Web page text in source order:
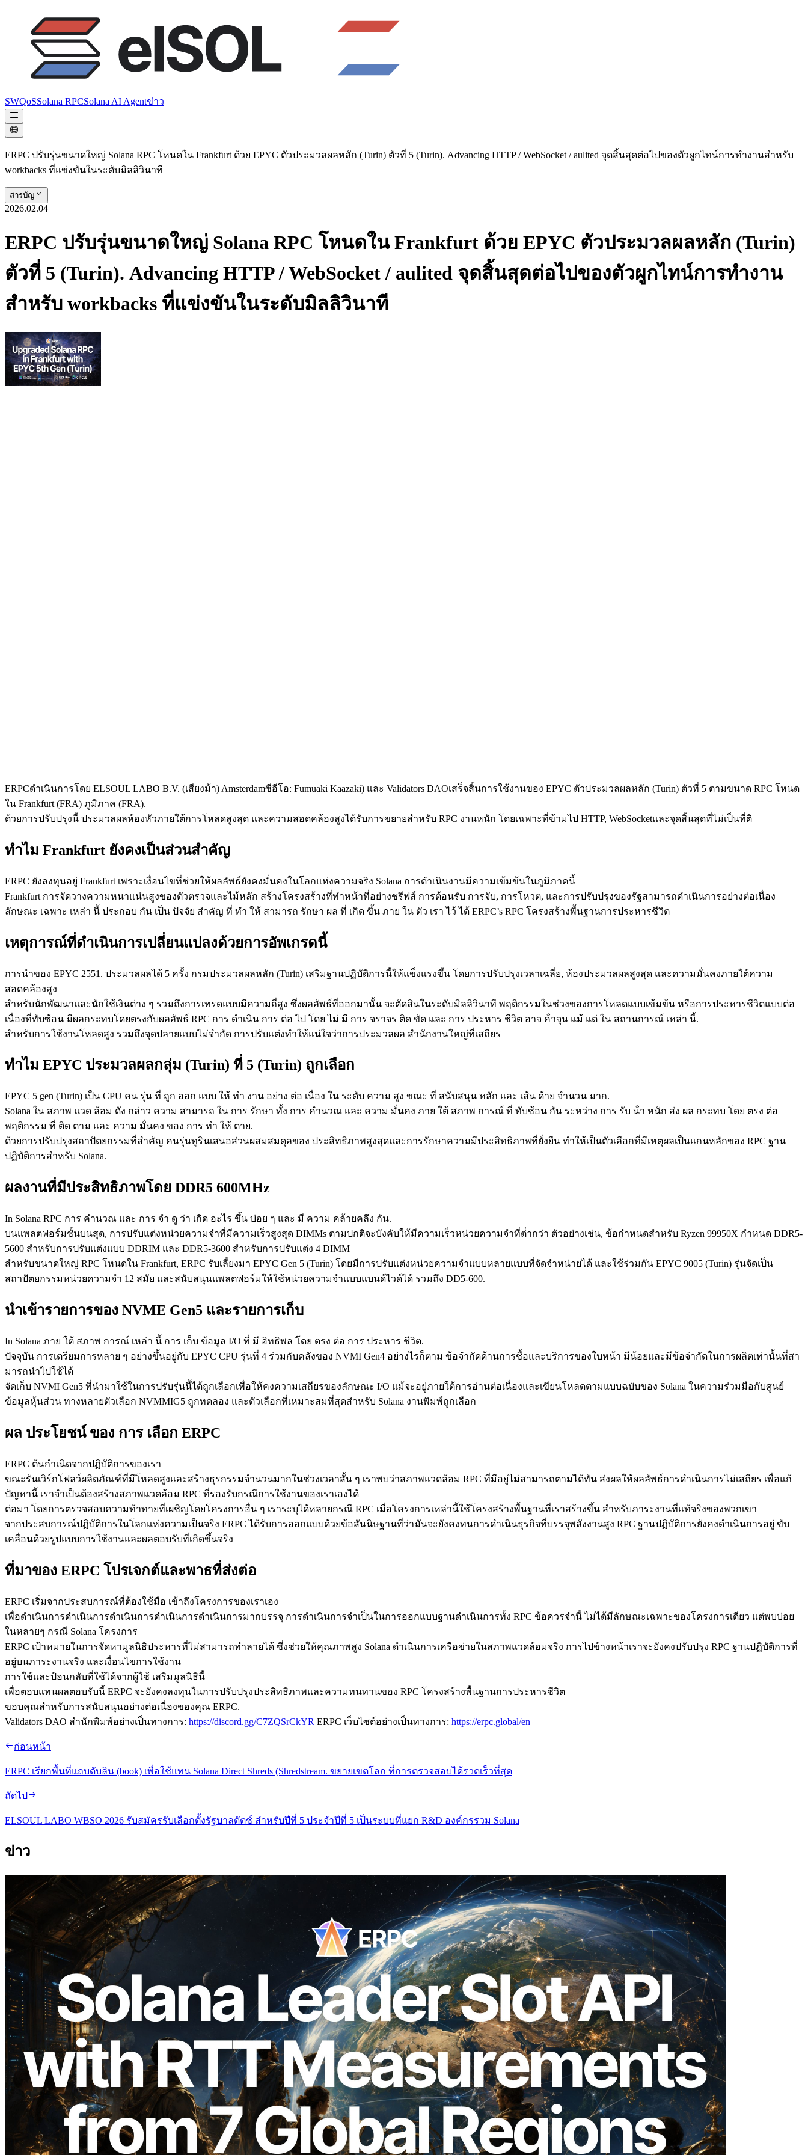
SWQoSSolana RPCSolana AI Agentข่าว
ERPC ปรับรุ่นขนาดใหญ่ Solana RPC โหนดใน Frankfurt ด้วย EPYC ตัวประมวลผลหลัก (Turin) ตัวที่ 5 (Turin). Advancing HTTP / WebSocket / aulited จุดสิ้นสุดต่อไปของตัวผูกไทน์การทํางานสําหรับ
workbacks ที่แข่งขันในระดับมิลลิวินาที
สารบัญ
2026.02.04
ERPC ปรับรุ่นขนาดใหญ่ Solana RPC โหนดใน Frankfurt ด้วย EPYC ตัวประมวลผลหลัก (Turin)
ตัวที่ 5 (Turin). Advancing HTTP / WebSocket / aulited จุดสิ้นสุดต่อไปของตัวผูกไทน์การทํางาน
สําหรับ workbacks ที่แข่งขันในระดับมิลลิวินาที
ERPCดําเนินการโดย ELSOUL LABO B.V. (เสียงม้า) Amsterdamซีอีโอ: Fumuaki Kaazaki) และ Validators DAOเสร็จสิ้นการใช้งานของ EPYC ตัวประมวลผลหลัก (Turin) ตัวที่ 5 ตามขนาด RPC โหนด
ใน Frankfurt (FRA) ภูมิภาค (FRA).
ด้วยการปรับปรุงนี้ ประมวลผลห้องหัวภายใต้การโหลดสูงสุด และความสอดคล้องสูงได้รับการขยายสําหรับ RPC งานหนัก โดยเฉพาะที่ข้ามไป HTTP, WebSocketและจุดสิ้นสุดที่ไม่เป็นที่ติ
ทําไม Frankfurt ยังคงเป็นส่วนสําคัญ
ERPC ยังลงทุนอยู่ Frankfurt เพราะเงื่อนไขที่ช่วยให้ผลลัพธ์ยังคงมั่นคงในโลกแห่งความจริง Solana การดําเนินงานมีความเข้มข้นในภูมิภาคนี้
Frankfurt การจัดวางความหนาแน่นสูงของตัวตรวจและไม้หลัก สร้างโครงสร้างที่ทําหน้าที่อย่างชรีฟส์ การต้อนรับ การจับ, การโหวต, และการปรับปรุงของรัฐสามารถดําเนินการอย่างต่อเนื่อง
ลักษณะ เฉพาะ เหล่า นี้ ประกอบ กัน เป็น ปัจจัย สําคัญ ที่ ทํา ให้ สามารถ รักษา ผล ที่ เกิด ขึ้น ภาย ใน ตัว เรา ไว้ ได้ ERPC’s RPC โครงสร้างพื้นฐานการประหารชีวิต
เหตุการณ์ที่ดําเนินการเปลี่ยนแปลงด้วยการอัพเกรดนี้
การนําของ EPYC 2551. ประมวลผลได้ 5 ครั้ง กรมประมวลผลหลัก (Turin) เสริมฐานปฏิบัติการนี้ให้แข็งแรงขึ้น โดยการปรับปรุงเวลาเฉลี่ย, ห้องประมวลผลสูงสุด และความมั่นคงภายใต้ความ
สอดคล้องสูง
สําหรับนักพัฒนาและนักใช้เงินต่าง ๆ รวมถึงการเทรดแบบมีความถี่สูง ซึ่งผลลัพธ์ที่ออกมานั้น จะตัดสินในระดับมิลลิวินาที พฤติกรรมในช่วงของการโหลดแบบเข้มข้น หรือการประหารชีวิตแบบต่อ
เนื่องที่ทับซ้อน มีผลกระทบโดยตรงกับผลลัพธ์ RPC การ ดําเนิน การ ต่อ ไป โดย ไม่ มี การ จราจร ติด ขัด และ การ ประหาร ชีวิต อาจ ค้ําจุน แม้ แต่ ใน สถานการณ์ เหล่า นี้.
สําหรับการใช้งานโหลดสูง รวมถึงจุดปลายแบบไม่จํากัด การปรับแต่งทําให้แน่ใจว่าการประมวลผล สํานักงานใหญ่ที่เสถียร
ทําไม EPYC ประมวลผลกลุ่ม (Turin) ที่ 5 (Turin) ถูกเลือก
EPYC 5 gen (Turin) เป็น CPU คน รุ่น ที่ ถูก ออก แบบ ให้ ทํา งาน อย่าง ต่อ เนื่อง ใน ระดับ ความ สูง ขณะ ที่ สนับสนุน หลัก และ เส้น ด้าย จํานวน มาก.
Solana ใน สภาพ แวด ล้อม ดัง กล่าว ความ สามารถ ใน การ รักษา ทั้ง การ คํานวณ และ ความ มั่นคง ภาย ใต้ สภาพ การณ์ ที่ ทับซ้อน กัน ระหว่าง การ รับ น้ํา หนัก ส่ง ผล กระทบ โดย ตรง ต่อ
พฤติกรรม ที่ ติด ตาม และ ความ มั่นคง ของ การ ทํา ให้ ตาย.
ด้วยการปรับปรุงสถาปัตยกรรมที่สําคัญ คนรุ่นทูรินเสนอส่วนผสมสมดุลของ ประสิทธิภาพสูงสุดและการรักษาความมีประสิทธิภาพที่ยั่งยืน ทําให้เป็นตัวเลือกที่มีเหตุผลเป็นแกนหลักของ RPC ฐาน
ปฏิบัติการสําหรับ Solana.
ผลงานที่มีประสิทธิภาพโดย DDR5 600MHz
In Solana RPC การ คํานวณ และ การ จํา ดู ว่า เกิด อะไร ขึ้น บ่อย ๆ และ มี ความ คล้ายคลึง กัน.
บนแพลตฟอร์มชั้นบนสุด, การปรับแต่งหน่วยความจําที่มีความเร็วสูงสุด DIMMs ตามปกติจะบังคับให้มีความเร็วหน่วยความจําที่ต่ํากว่า ตัวอย่างเช่น, ข้อกําหนดสําหรับ Ryzen 99950X กําหนด DDR5-
5600 สําหรับการปรับแต่งแบบ DDRIM และ DDR5-3600 สําหรับการปรับแต่ง 4 DIMM
สําหรับขนาดใหญ่ RPC โหนดใน Frankfurt, ERPC รับเลี้ยงมา EPYC Gen 5 (Turin) โดยมีการปรับแต่งหน่วยความจําแบบหลายแบบที่จัดจําหน่ายได้ และใช้ร่วมกัน EPYC 9005 (Turin) รุ่นจัดเป็น
สถาปัตยกรรมหน่วยความจํา 12 สมัย และสนับสนุนแพลตฟอร์มให้ใช้หน่วยความจําแบบแบนด์ไวด์ได้ รวมถึง DD5-600.
นําเข้ารายการของ NVME Gen5 และรายการเก็บ
In Solana ภาย ใต้ สภาพ การณ์ เหล่า นี้ การ เก็บ ข้อมูล I/O ที่ มี อิทธิพล โดย ตรง ต่อ การ ประหาร ชีวิต.
ปัจจุบัน การเตรียมการหลาย ๆ อย่างขึ้นอยู่กับ EPYC CPU รุ่นที่ 4 ร่วมกับคลังของ NVMI Gen4 อย่างไรก็ตาม ข้อจํากัดด้านการซื้อและบริการของใบหน้า มีน้อยและมีข้อจํากัดในการผลิตเท่านั้นที่สา
มารถนําไปใช้ได้
จัดเก็บ NVMI Gen5 ที่นํามาใช้ในการปรับรุ่นนี้ได้ถูกเลือกเพื่อให้คงความเสถียรของลักษณะ I/O แม้จะอยู่ภายใต้การอ่านต่อเนื่องและเขียนโหลดตามแบบฉบับของ Solana ในความร่วมมือกับศูนย์
ข้อมูลหุ้นส่วน ทางหลายตัวเลือก NVMMIG5 ถูกทดลอง และตัวเลือกที่เหมาะสมที่สุดสําหรับ Solana งานพิมพ์ถูกเลือก
ผล ประโยชน์ ของ การ เลือก ERPC
ERPC ต้นกําเนิดจากปฏิบัติการของเรา
ขณะรันเวิร์กโฟลว์ผลิตภัณฑ์ที่มีโหลดสูงและสร้างธุรกรรมจำนวนมากในช่วงเวลาสั้น ๆ เราพบว่าสภาพแวดล้อม RPC ที่มีอยู่ไม่สามารถตามได้ทัน ส่งผลให้ผลลัพธ์การดำเนินการไม่เสถียร เพื่อแก้
ปัญหานี้ เราจำเป็นต้องสร้างสภาพแวดล้อม RPC ที่รองรับกรณีการใช้งานของเราเองได้
ต่อมา โดยการตรวจสอบความท้าทายที่เผชิญโดยโครงการอื่น ๆ เราระบุได้หลายกรณี RPC เมื่อโครงการเหล่านี้ใช้โครงสร้างพื้นฐานที่เราสร้างขึ้น สําหรับภาระงานที่แท้จริงของพวกเขา
จากประสบการณ์ปฏิบัติการในโลกแห่งความเป็นจริง ERPC ได้รับการออกแบบด้วยข้อสันนิษฐานที่ว่ามันจะยังคงทนการดําเนินธุรกิจที่บรรจุพลังงานสูง RPC ฐานปฏิบัติการยังคงดําเนินการอยู่ ขับ
เคลื่อนด้วยรูปแบบการใช้งานและผลตอบรับที่เกิดขึ้นจริง
ที่มาของ ERPC โปรเจกต์และพาธที่ส่งต่อ
ERPC เริ่มจากประสบการณ์ที่ต้องใช้มือ เข้าถึงโครงการของเราเอง
เพื่อดําเนินการดําเนินการดําเนินการดําเนินการดําเนินการมากบรรจุ การดําเนินการจําเป็นในการออกแบบฐานดําเนินการทั้ง RPC ข้อควรจํานี้ ไม่ได้มีลักษณะเฉพาะของโครงการเดียว แต่พบบ่อย
ในหลายๆ กรณี Solana โครงการ
ERPC เป้าหมายในการจัดหามูลนิธิประหารที่ไม่สามารถทําลายได้ ซึ่งช่วยให้คุณภาพสูง Solana ดําเนินการเครือข่ายในสภาพแวดล้อมจริง การไปข้างหน้าเราจะยังคงปรับปรุง RPC ฐานปฏิบัติการที่
อยู่บนภาระงานจริง และเงื่อนไขการใช้งาน
การใช้และป้อนกลับที่ใช้ได้จากผู้ใช้ เสริมมูลนิธินี้
เพื่อตอบแทนผลตอบรับนี้ ERPC จะยังคงลงทุนในการปรับปรุงประสิทธิภาพและความทนทานของ RPC โครงสร้างพื้นฐานการประหารชีวิต
ขอบคุณสําหรับการสนับสนุนอย่างต่อเนื่องของคุณ ERPC.
Validators DAO สํานักพิมพ์อย่างเป็นทางการ: https://discord.gg/C7ZQSrCkYR ERPC เว็บไซต์อย่างเป็นทางการ: https://erpc.global/en
ก่อนหน้า
ERPC เรียกพื้นที่แถบดับลิน (book) เพื่อใช้แทน Solana Direct Shreds (Shredstream. ขยายเขตโลก ที่การตรวจสอบได้รวดเร็วที่สุด
ถัดไป
ELSOUL LABO WBSO 2026 รับสมัครรับเลือกตั้งรัฐบาลดัตช์ สําหรับปีที่ 5 ประจําปีที่ 5 เป็นระบบที่แยก R&D องค์กรรวม Solana
ข่าว